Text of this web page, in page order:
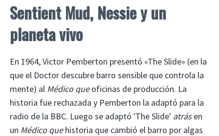
Sentient Mud, Nessie y un
planeta vivo
En 1964, Victor Pemberton presentó «The Slide» (en la
que el Doctor descubre barro sensible que controla la
mente) al Médico queoficinas de producción. La
historia fue rechazada y Pemberton la adaptó para la
radio de la BBC. Luego se adaptó 'The Slide' atrásen
un Médico quehistoria que cambió el barro por algas